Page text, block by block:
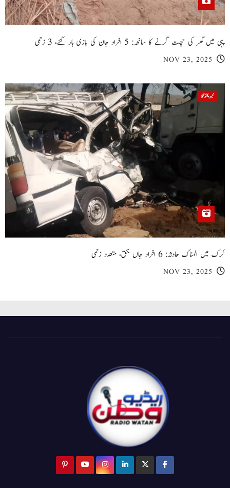
پبی میں گھر کی چھت گرنے کا سانحہ: 5 افراد جان کی بازی ہار گئے، 3 زخمی
NOV 23, 2025
خیبر پختونخوا
کرک میں المناک حادثہ: 6 افراد جاں بحق، متعدد زخمی
NOV 23, 2025